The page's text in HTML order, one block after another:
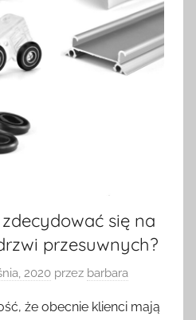
się na
przesuwnych?
2020 przez barbara
że obecnie klienci mają